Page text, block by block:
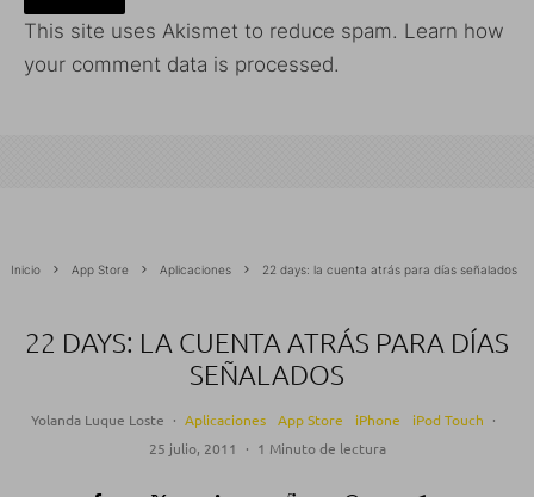
This site uses Akismet to reduce spam. Learn how
your comment data is processed.
Inicio App Store Aplicaciones 22 days: la cuenta atrás para días señalados
22 DAYS: LA CUENTA ATRÁS PARA DÍAS
SEÑALADOS
Yolanda Luque Loste · Aplicaciones App Store iPhone iPod Touch ·
25 julio, 2011
· 1 Minuto de lectura